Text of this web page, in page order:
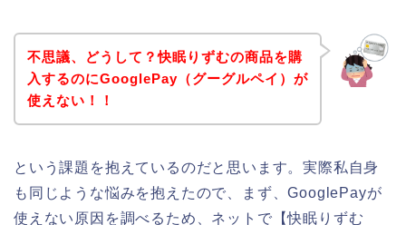
不思議、どうして？快眠りずむの商品を購
入するのにGooglePay（グーグルペイ）が
使えない！！
という課題を抱えているのだと思います。実際私自身
も同じような悩みを抱えたので、まず、GooglePayが
使えない原因を調べるため、ネットで【快眠りずむ